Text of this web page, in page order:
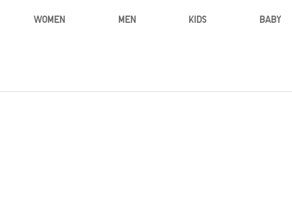
WOMEN MEN KIDS BABY